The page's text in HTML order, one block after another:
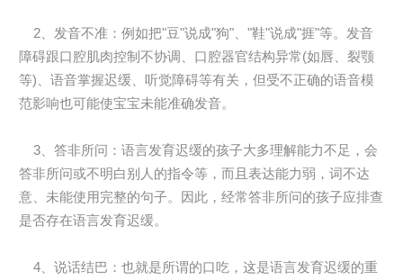
2、发音不准：例如把"豆"说成"狗"、"鞋"说成"捱"等。发音
障碍跟口腔肌肉控制不协调、口腔器官结构异常(如唇、裂颚
等)、语音掌握迟缓、听觉障碍等有关，但受不正确的语音模
范影响也可能使宝宝未能准确发音。
3、答非所问：语言发育迟缓的孩子大多理解能力不足，会
答非所问或不明白别人的指令等，而且表达能力弱，词不达
意、未能使用完整的句子。因此，经常答非所问的孩子应排查
是否存在语言发育迟缓。
4、说话结巴：也就是所谓的口吃，这是语言发育迟缓的重